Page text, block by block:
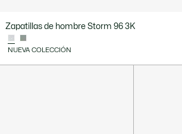
Zapatillas de hombre Storm 96 3K
NUEVA COLECCIÓN